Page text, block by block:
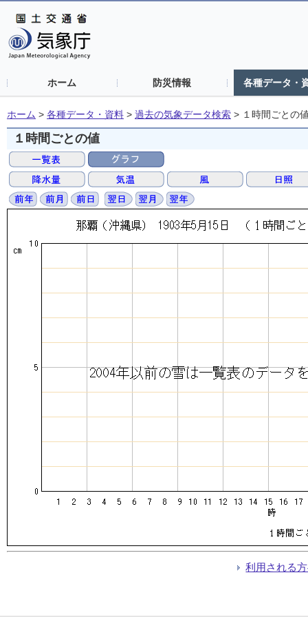
ホーム 防災情報 各種データ・
ホーム > 各種データ・資料 > 過去の気象データ検索 > １時間ごとの
１時間ごとの値
利用される